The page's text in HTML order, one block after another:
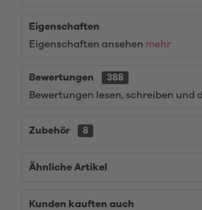
Eigenschaften
Eigenschaften ansehen mehr
Bewertungen
388
Bewertungen lesen, schreiben und
Zubehör 8
Ähnliche Artikel
Kunden kauften auch